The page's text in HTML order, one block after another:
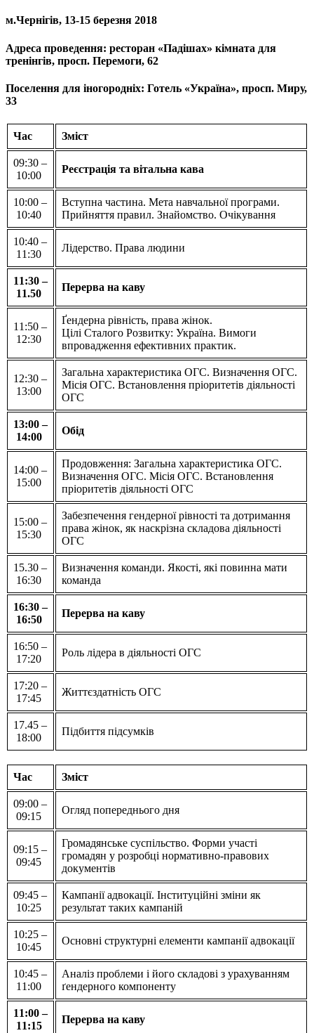
м.Чернігів, 13-15 березня 2018
Адреса проведення: ресторан «Падішах» кімната для
тренінгів, просп. Перемоги, 62
Поселення для іногородніх: Готель «Україна», просп. Миру,
33
Час Зміст
09:30 –
10:00
Реєстрація та вітальна кава
10:00 –
10:40
Вступна частина. Мета навчальної програми.
Прийняття правил. Знайомство. Очікування
10:40 –
11:30
Лідерство. Права людини
11:30 –
11.50
Перерва на каву
11:50 –
12:30
Ґендерна рівність, права жінок.
Цілі Сталого Розвитку: Україна. Вимоги
впровадження ефективних практик.
12:30 –
13:00
Загальна характеристика ОГС. Визначення ОГС.
Місія ОГС. Встановлення пріоритетів діяльності
ОГС
13:00 –
14:00
Обід
14:00 –
15:00
Продовження: Загальна характеристика ОГС.
Визначення ОГС. Місія ОГС. Встановлення
пріоритетів діяльності ОГС
15:00 –
15:30
Забезпечення гендерної рівності та дотримання
права жінок, як наскрізна складова діяльності
ОГС
15.30 –
16:30
Визначення команди. Якості, які повинна мати
команда
16:30 –
16:50
Перерва на каву
16:50 –
17:20
Роль лідера в діяльності ОГС
17:20 –
17:45
Життєздатність ОГС
17.45 –
18:00
Підбиття підсумків
Час Зміст
09:00 –
09:15
Огляд попереднього дня
09:15 –
09:45
Громадянське суспільство. Форми участі
громадян у розробці нормативно-правових
документів
09:45 –
10:25
Кампанії адвокації. Інституційні зміни як
результат таких кампаній
10:25 –
10:45
Основні структурні елементи кампанії адвокації
10:45 –
11:00
Аналіз проблеми і його складові з урахуванням
ґендерного компоненту
11:00 –
11:15
Перерва на каву